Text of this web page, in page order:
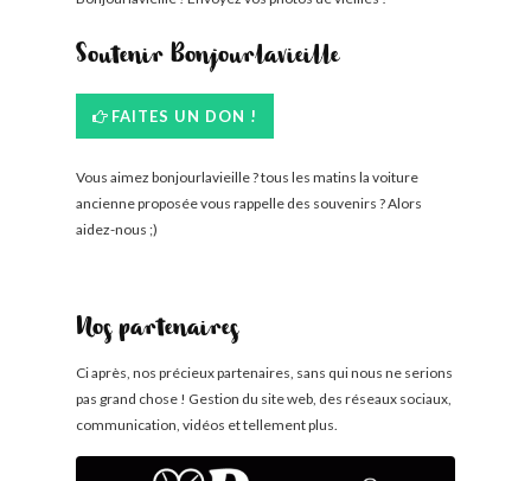
Soutenir Bonjourlavieille
FAITES UN DON !
Vous aimez bonjourlavieille ? tous les matins la voiture
ancienne proposée vous rappelle des souvenirs ? Alors
aidez-nous ;)
Nos partenaires
Ci après, nos précieux partenaires, sans qui nous ne serions
pas grand chose ! Gestion du site web, des réseaux sociaux,
communication, vidéos et tellement plus.